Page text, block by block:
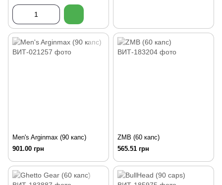
Men's Arginmax (90 капс)
901.00 грн
ZMB (60 капс)
565.51 грн